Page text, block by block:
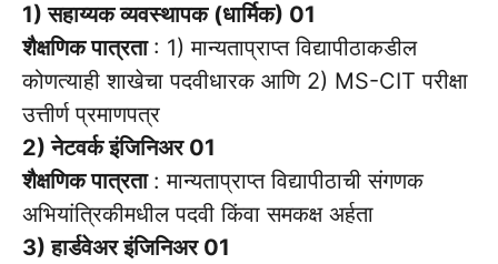
1) सहाय्यक व्यवस्थापक (धार्मिक) 01
शैक्षणिक पात्रता : 1) मान्यताप्राप्त विद्यापीठाकडील
कोणत्याही शाखेचा पदवीधारक आणि 2) MS-CIT परीक्षा
उत्तीर्ण प्रमाणपत्र
2) नेटवर्क इंजिनिअर 01
शैक्षणिक पात्रता : मान्यताप्राप्त विद्यापीठाची संगणक
अभियांत्रिकीमधील पदवी किंवा समकक्ष अर्हता
3) हार्डवेअर इंजिनिअर 01